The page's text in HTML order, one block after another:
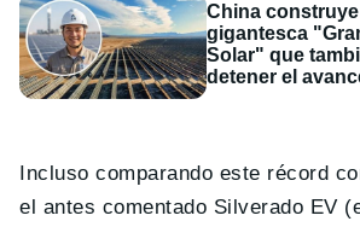
China
gigantesca
Solar" que
detener el
Incluso comparando este récord
el antes comentado Silverado EV